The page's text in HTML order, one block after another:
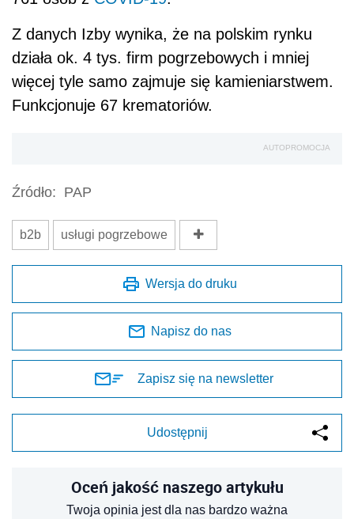
Z danych Izby wynika, że na polskim rynku
działa ok. 4 tys. firm pogrzebowych i mniej
więcej tyle samo zajmuje się kamieniarstwem.
Funkcjonuje 67 krematoriów.
AUTOPROMOCJA
Źródło: PAP
b2b usługi pogrzebowe
Wersja do druku
Napisz do nas
Zapisz się na newsletter
Udostępnij
Oceń jakość naszego artykułu
Twoja opinia jest dla nas bardzo ważna